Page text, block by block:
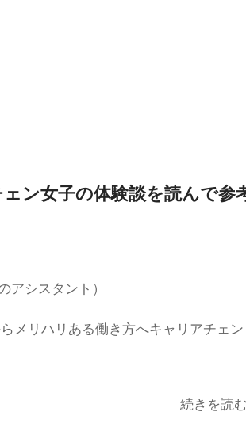
ン女子の体験談を読んで参
アシスタント）
メリハリある働き方へキャリアチェン
続きを読む